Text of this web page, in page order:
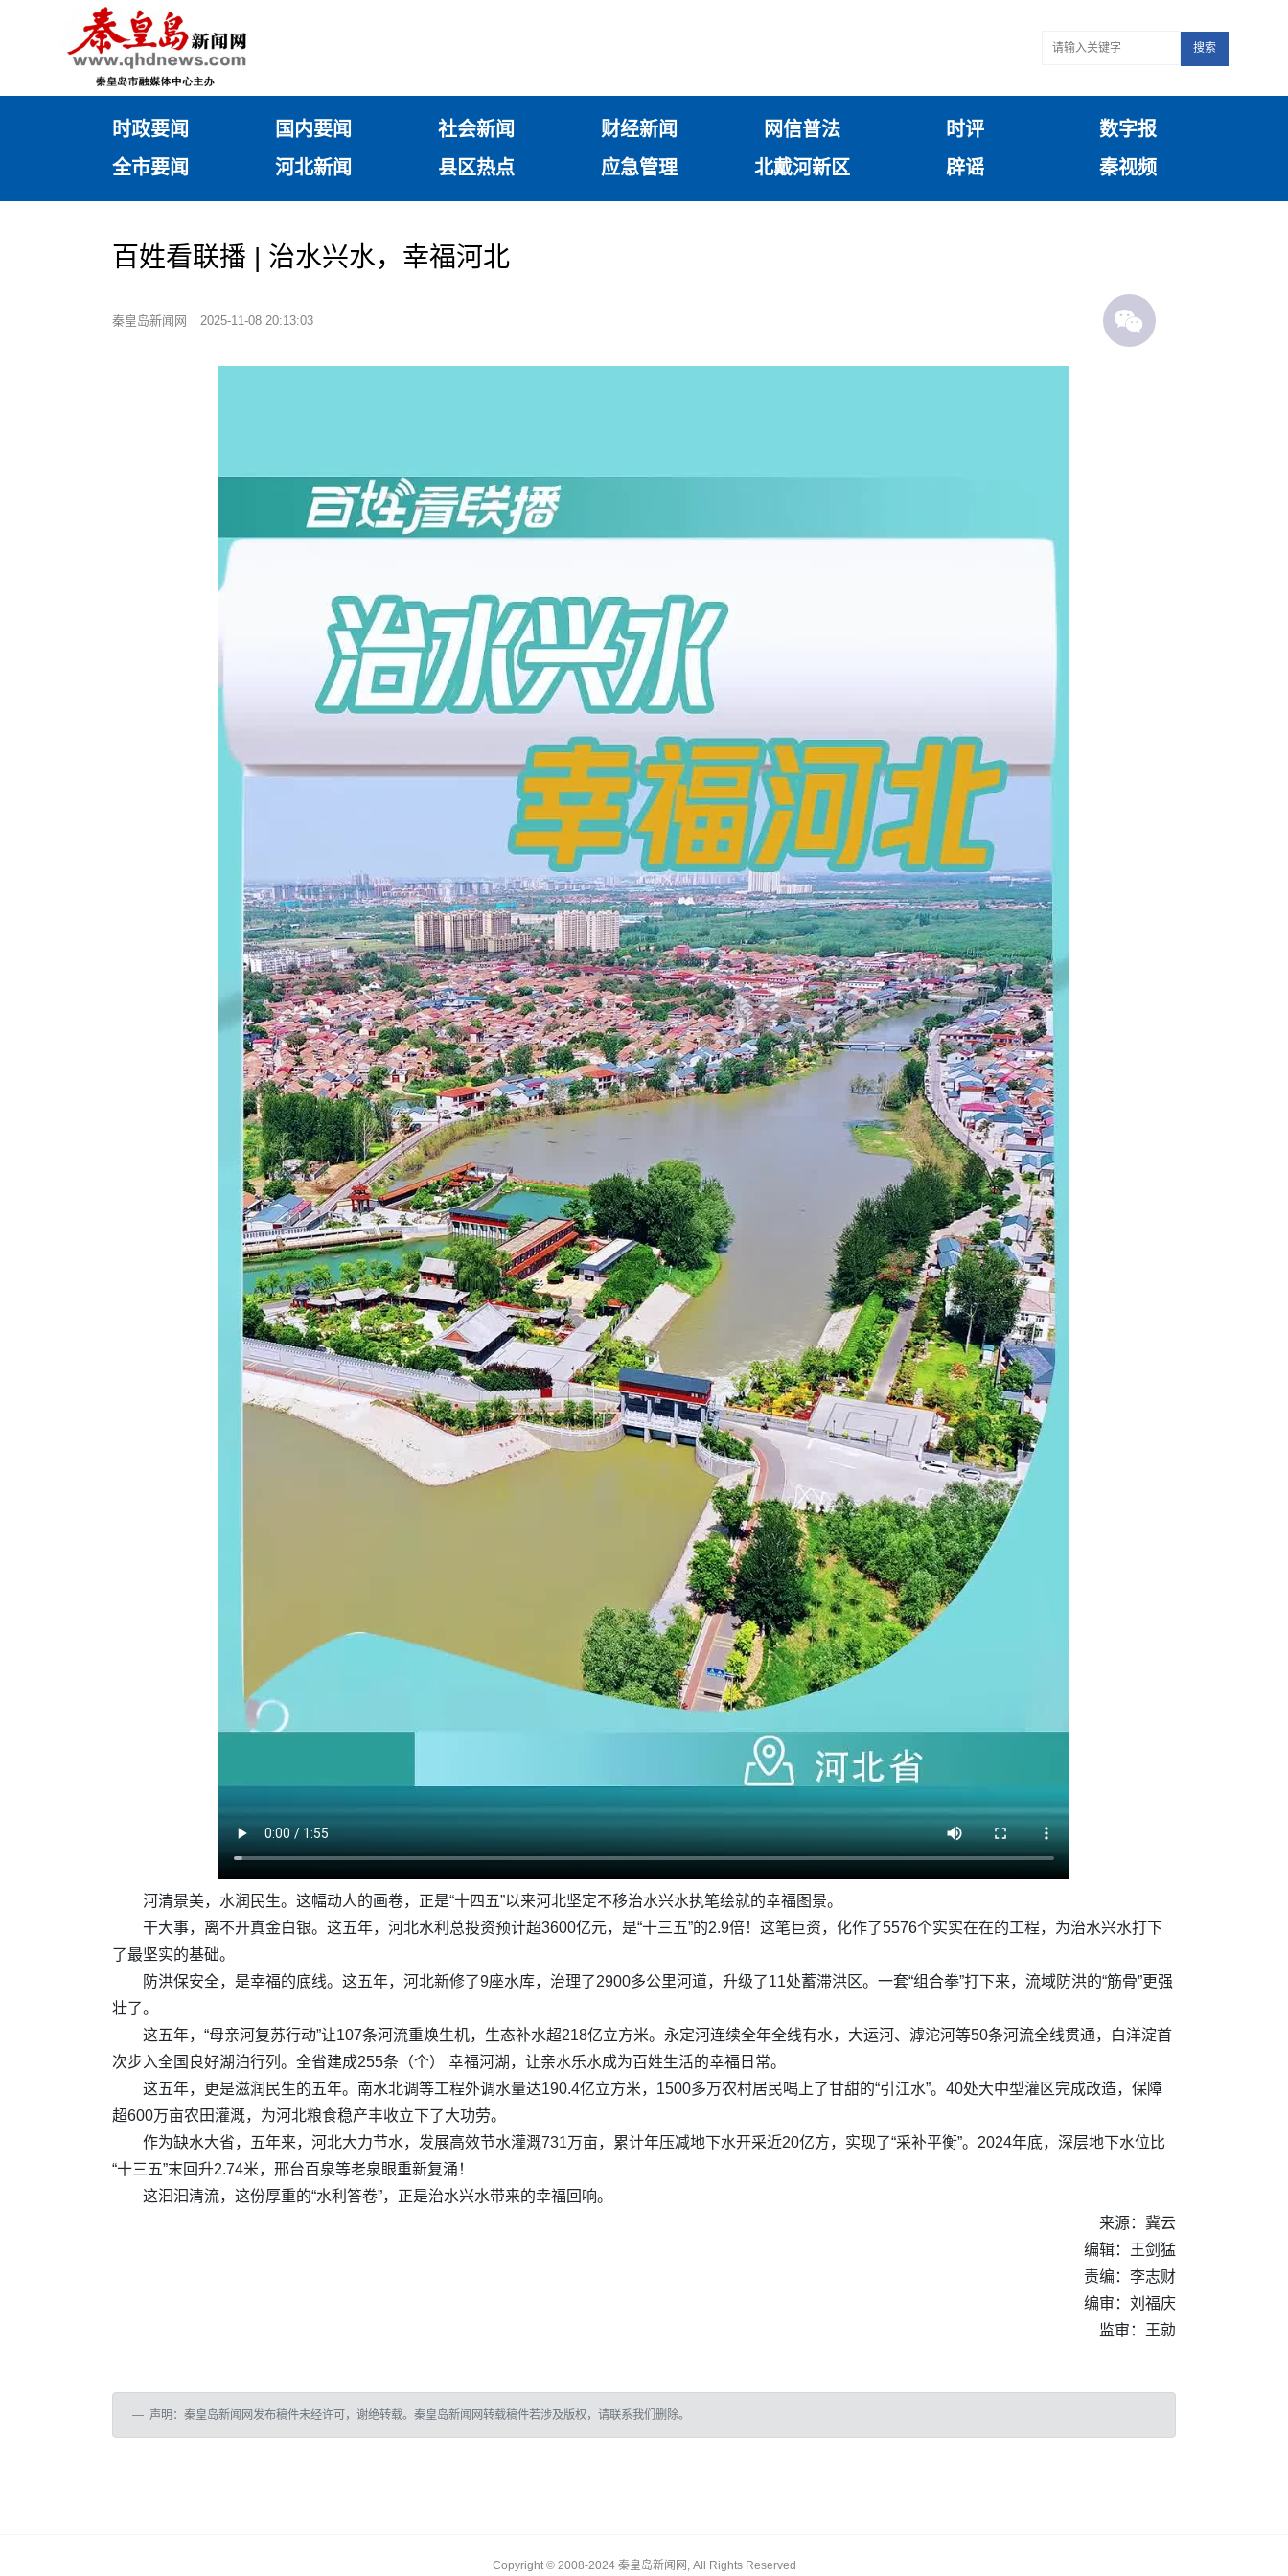
搜索
时政要闻 国内要闻 社会新闻 财经新闻 网信普法 时评
数字报
全市要闻
河北新闻 县区热点 应急管理 北戴河新区 辟谣 秦视频
百姓看联播 | 治水兴水，幸福河北
秦皇岛新闻网 2025-11-08 20:13:03
河清景美，水润民生。这幅动人的画卷，正是“十四五”以来河北坚定不移治水兴水执笔绘就的幸福图景。
干大事，离不开真金白银。这五年，河北水利总投资预计超3600亿元，是“十三五”的2.9倍！这笔巨资，化作了5576个实实在在的工程，为治水兴水打下
了最坚实的基础。
防洪保安全，是幸福的底线。这五年，河北新修了9座水库，治理了2900多公里河道，升级了11处蓄滞洪区。一套“组合拳”打下来，流域防洪的“筋骨”更强
壮了。
这五年，“母亲河复苏行动”让107条河流重焕生机，生态补水超218亿立方米。永定河连续全年全线有水，大运河、滹沱河等50条河流全线贯通，白洋淀首
次步入全国良好湖泊行列。全省建成255条（个） 幸福河湖，让亲水乐水成为百姓生活的幸福日常。
这五年，更是滋润民生的五年。南水北调等工程外调水量达190.4亿立方米，1500多万农村居民喝上了甘甜的“引江水”。40处大中型灌区完成改造，保障
超600万亩农田灌溉，为河北粮食稳产丰收立下了大功劳。
作为缺水大省，五年来，河北大力节水，发展高效节水灌溉731万亩，累计年压减地下水开采近20亿方，实现了“采补平衡”。2024年底，深层地下水位比
“十三五”末回升2.74米，邢台百泉等老泉眼重新复涌！
这汩汩清流，这份厚重的“水利答卷”，正是治水兴水带来的幸福回响。
来源：冀云
编辑：王剑猛
责编：李志财
编审：刘福庆
监审：王勍
声明：秦皇岛新闻网发布稿件未经许可，谢绝转载。秦皇岛新闻网转载稿件若涉及版权，请联系我们删除。
Copyright © 2008-2024 秦皇岛新闻网, All Rights Reserved